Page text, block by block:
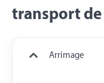
transport
Arrimage